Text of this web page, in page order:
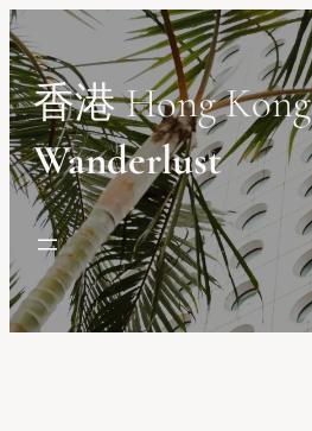
Skip
to
content
香港 Hong Kong
Wanderlust